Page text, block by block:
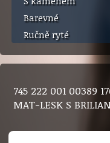
Barevné
Ručně ryté
745 222 001 00389
MAT-LESK S